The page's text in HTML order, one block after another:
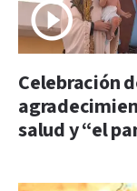
Celebración
salud y “el